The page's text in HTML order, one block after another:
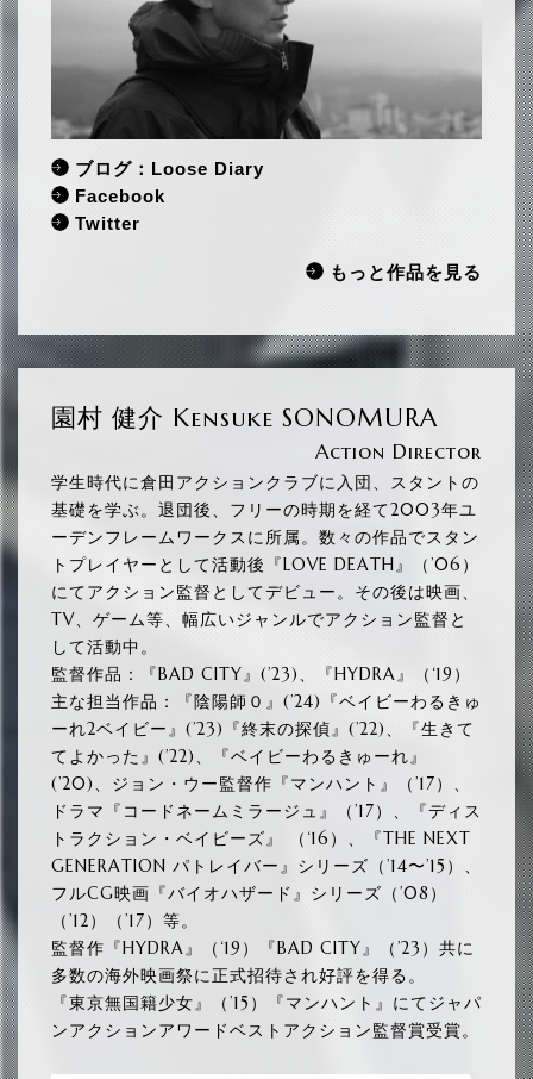
ブログ：Loose Diary
Facebook
Twitter
もっと作品を見る
園村 健介 Kensuke SONOMURA
Action Director
学生時代に倉田アクションクラブに入団、スタントの
基礎を学ぶ。退団後、フリーの時期を経て2003年ユ
ーデンフレームワークスに所属。数々の作品でスタン
トプレイヤーとして活動後『LOVE DEATH』（’06）
にてアクション監督としてデビュー。その後は映画、
TV、ゲーム等、幅広いジャンルでアクション監督と
して活動中。
監督作品：『BAD CITY』(’23)、『HYDRA』（‘19）
主な担当作品：『陰陽師０』(’24)『ベイビーわるきゅ
ーれ2ベイビー』(’23)『終末の探偵』(’22)、『生きて
てよかった』(’22)、『ベイビーわるきゅーれ』
(’20)、ジョン・ウー監督作『マンハント』（’17）、
ドラマ『コードネームミラージュ』（’17）、『ディス
トラクション・ベイビーズ』 （‘16）、『THE NEXT
GENERATION パトレイバー』シリーズ（’14〜’15）、
フルCG映画『バイオハザード』シリーズ（’08）
（’12）（’17）等。
監督作『HYDRA』（‘19）『BAD CITY』（’23）共に
多数の海外映画祭に正式招待され好評を得る。
『東京無国籍少女』（’15）『マンハント』にてジャパ
ンアクションアワードベストアクション監督賞受賞。